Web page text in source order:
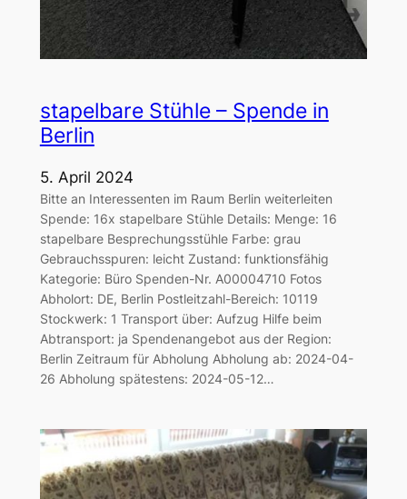
stapelbare Stühle – Spende in
Berlin
5. April 2024
Bitte an Interessenten im Raum Berlin weiterleiten
Spende: 16x stapelbare Stühle Details: Menge: 16
stapelbare Besprechungsstühle Farbe: grau
Gebrauchsspuren: leicht Zustand: funktionsfähig
Kategorie: Büro Spenden-Nr. A00004710 Fotos
Abholort: DE, Berlin Postleitzahl-Bereich: 10119
Stockwerk: 1 Transport über: Aufzug Hilfe beim
Abtransport: ja Spendenangebot aus der Region:
Berlin Zeitraum für Abholung Abholung ab: 2024-04-
26 Abholung spätestens: 2024-05-12…